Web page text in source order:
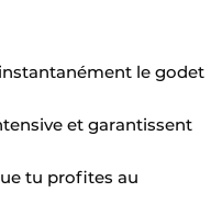
le godet
et garantissent
tu profites au